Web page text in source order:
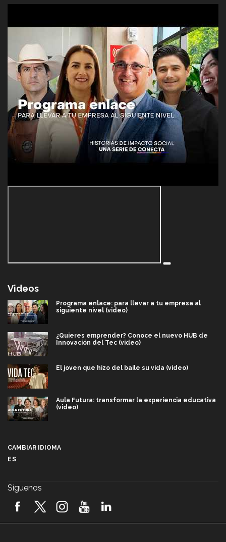
Videos
Programa enlace: para llevar a tu empresa al
siguiente nivel (video)
¿Quieres emprender? Conoce el nuevo HUB de
Innovación del Tec (video)
El joven que hizo del baile su vida (video)
Aula Futura: transformar la experiencia educativa
(video)
2026! (video)
CAMBIAR IDIOMA
ES
Síguenos